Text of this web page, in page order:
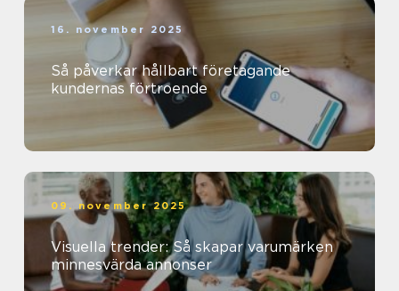
16. november 2025
Så påverkar hållbart företagande
kundernas förtroende
09. november 2025
Visuella trender: Så skapar varumärken
minnesvärda annonser